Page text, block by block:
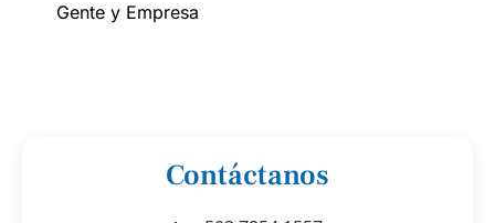
Gente y Empresa
Contáctanos